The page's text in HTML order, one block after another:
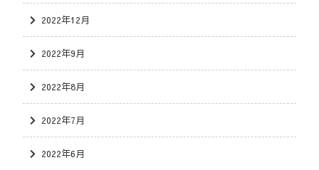
2022年12月
2022年9月
2022年8月
2022年7月
2022年6月